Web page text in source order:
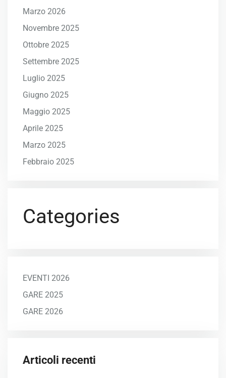
Marzo 2026
Novembre 2025
Ottobre 2025
Settembre 2025
Luglio 2025
Giugno 2025
Maggio 2025
Aprile 2025
Marzo 2025
Febbraio 2025
Categories
EVENTI 2026
GARE 2025
GARE 2026
Articoli recenti